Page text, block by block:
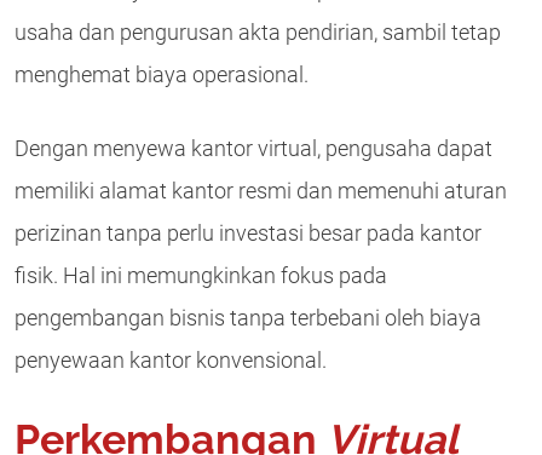
usaha dan pengurusan akta pendirian, sambil tetap
menghemat biaya operasional.
Dengan menyewa kantor virtual, pengusaha dapat
memiliki alamat kantor resmi dan memenuhi aturan
perizinan tanpa perlu investasi besar pada kantor
fisik. Hal ini memungkinkan fokus pada
pengembangan bisnis tanpa terbebani oleh biaya
penyewaan kantor konvensional.
Perkembangan Virtual